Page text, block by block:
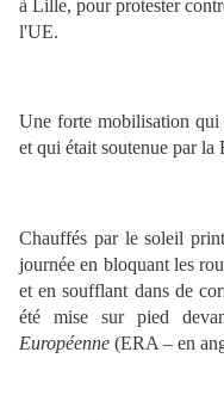
à Lille, pour protester
l'UE.
Une forte mobilisation
et qui était soutenue par
Chauffés par le soleil
journée en bloquant les
et en soufflant dans de
été mise sur pied
Européenne (ERA – en